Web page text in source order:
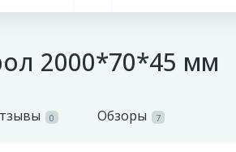
2000*70*45 мм
0 Обзоры 7